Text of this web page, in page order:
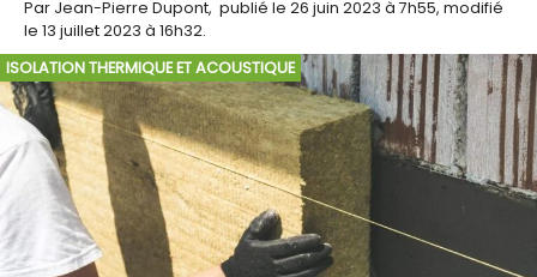
Par Jean-Pierre Dupont, publié le 26 juin 2023 à 7h55, modifié
le 13 juillet 2023 à 16h32.
ISOLATION THERMIQUE ET ACOUSTIQUE